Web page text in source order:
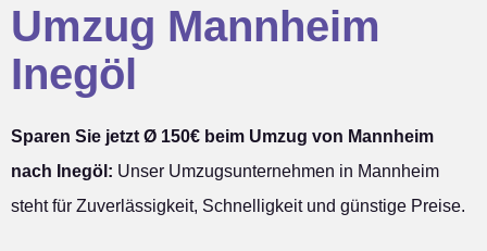
Umzug Mannheim
Inegöl
Sparen Sie jetzt Ø 150€ beim Umzug von Mannheim
nach Inegöl: Unser Umzugsunternehmen in Mannheim
steht für Zuverlässigkeit, Schnelligkeit und günstige Preise.